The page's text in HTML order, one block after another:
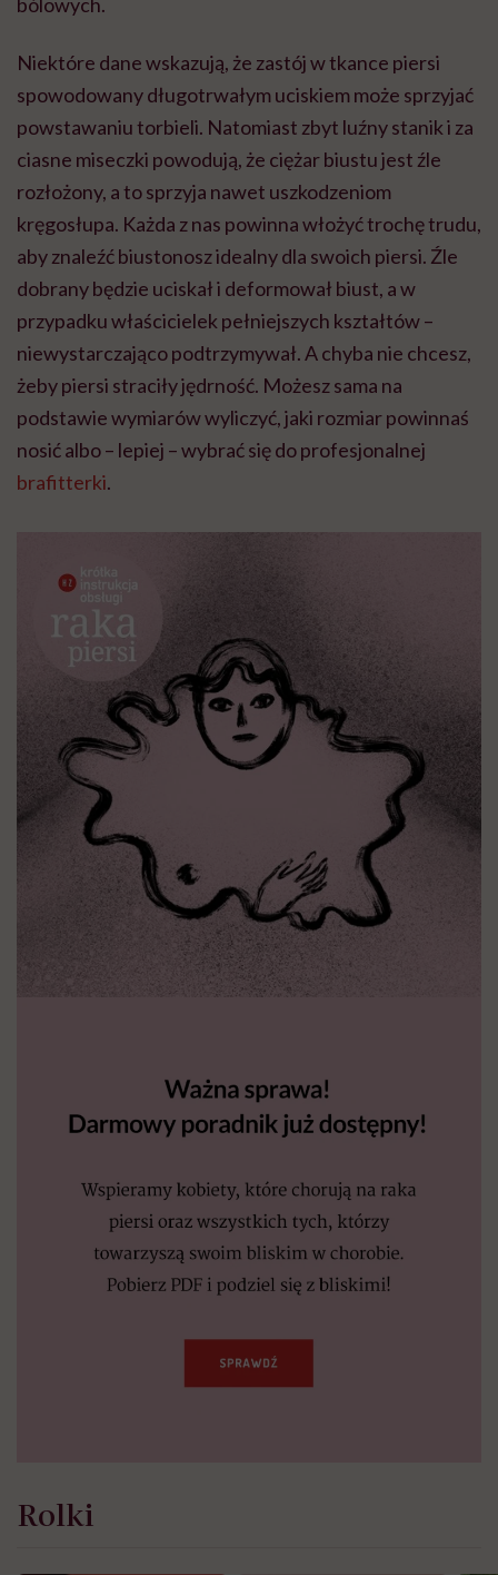
Niektóre dane wskazują, że zastój w tkance piersi
spowodowany długotrwałym uciskiem może sprzyjać
powstawaniu torbieli. Natomiast zbyt luźny stanik i za
ciasne miseczki powodują, że ciężar biustu jest źle
rozłożony, a to sprzyja nawet uszkodzeniom
kręgosłupa. Każda z nas powinna włożyć trochę trudu,
aby znaleźć biustonosz idealny dla swoich piersi. Źle
dobrany będzie uciskał i deformował biust, a w
przypadku właścicielek pełniejszych kształtów –
niewystarczająco podtrzymywał. A chyba nie chcesz,
żeby piersi straciły jędrność. Możesz sama na
podstawie wymiarów wyliczyć, jaki rozmiar powinnaś
nosić albo – lepiej – wybrać się do profesjonalnej
brafitterki.
Rolki